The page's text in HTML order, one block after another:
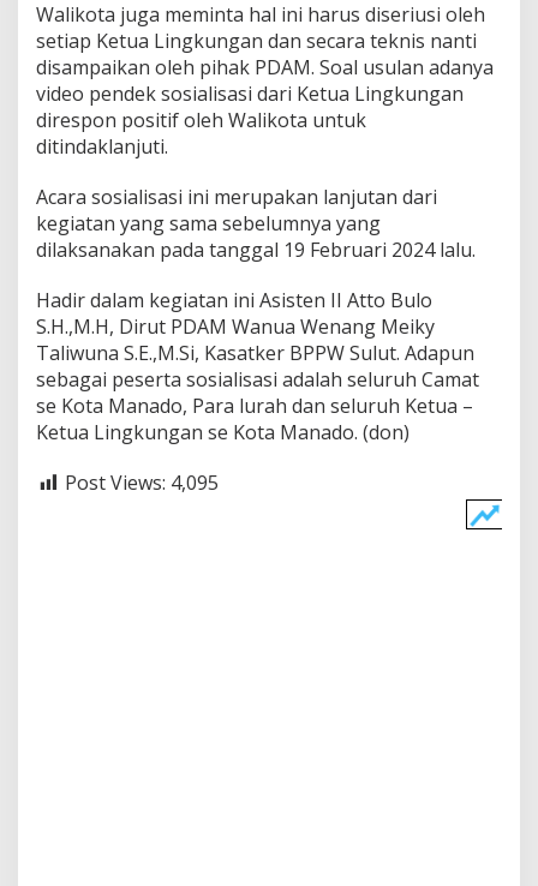
Walikota juga meminta hal ini harus diseriusi oleh
setiap Ketua Lingkungan dan secara teknis nanti
disampaikan oleh pihak PDAM. Soal usulan adanya
video pendek sosialisasi dari Ketua Lingkungan
direspon positif oleh Walikota untuk
ditindaklanjuti.
Acara sosialisasi ini merupakan lanjutan dari
kegiatan yang sama sebelumnya yang
dilaksanakan pada tanggal 19 Februari 2024 lalu.
Hadir dalam kegiatan ini Asisten II Atto Bulo
S.H.,M.H, Dirut PDAM Wanua Wenang Meiky
Taliwuna S.E.,M.Si, Kasatker BPPW Sulut. Adapun
sebagai peserta sosialisasi adalah seluruh Camat
se Kota Manado, Para lurah dan seluruh Ketua –
Ketua Lingkungan se Kota Manado. (don)
Post Views: 4,095